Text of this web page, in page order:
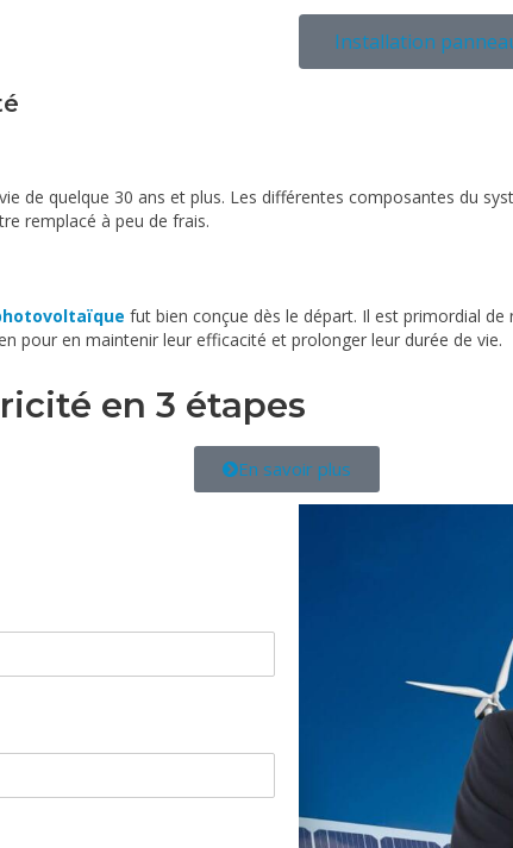
Installation
de quelque 30 ans et plus. Les différentes composantes du
remplacé à peu de frais.
fut bien conçue dès le départ. Il est primordial
pour en maintenir leur efficacité et prolonger leur durée de vie.
en 3 étapes
En savoir plus